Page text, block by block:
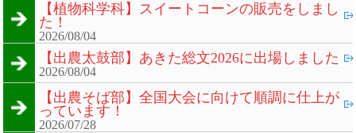
【植物科学科】スイートコーンの販売をしまし
た！
2026/08/04
【出農太鼓部】あきた総文2026に出場しました
2026/08/04
【出農そば部】全国大会に向けて順調に仕上が
っています！
2026/07/28